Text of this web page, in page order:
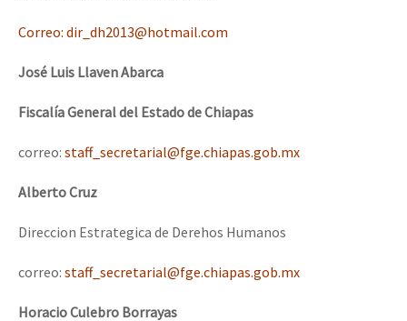
Correo: dir_dh2013@hotmail.com
José Luis Llaven Abarca
Fiscalía General del Estado de Chiapas
correo: staff_secretarial@fge.chiapas.gob.mx
Alberto Cruz
Direccion Estrategica de Derehos Humanos
correo: staff_secretarial@fge.chiapas.gob.mx
Horacio Culebro Borrayas